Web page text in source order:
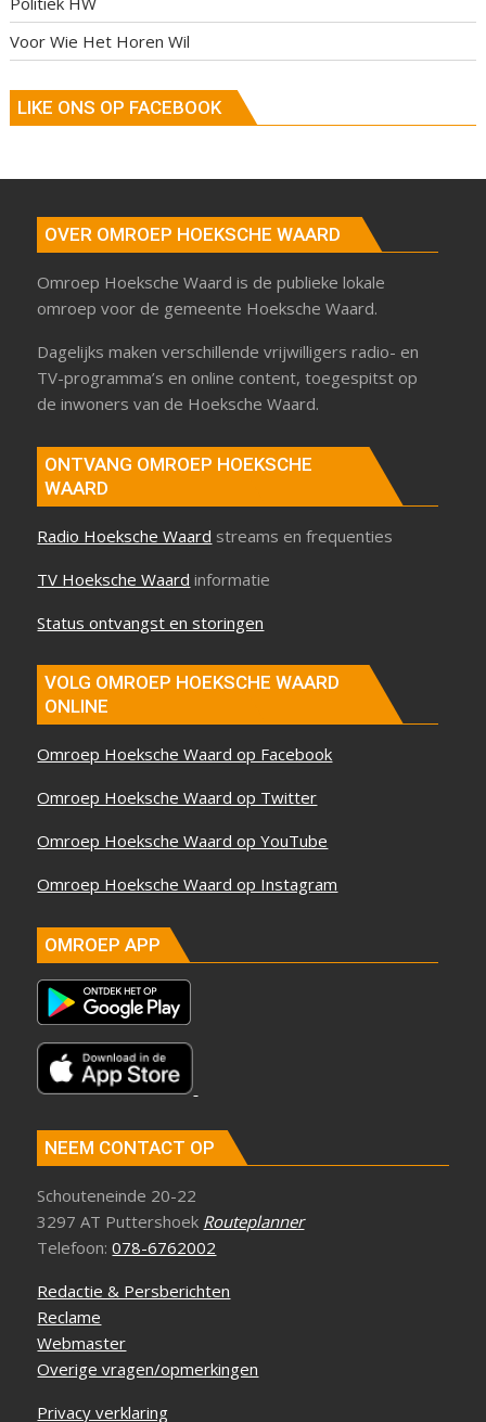
Voor Wie Het Horen Wil
LIKE ONS OP FACEBOOK
OVER OMROEP HOEKSCHE WAARD
Omroep Hoeksche Waard is de publieke lokale
omroep voor de gemeente Hoeksche Waard.
Dagelijks maken verschillende vrijwilligers radio- en
TV-programma’s en online content, toegespitst op
de inwoners van de Hoeksche Waard.
ONTVANG OMROEP HOEKSCHE
WAARD
Radio Hoeksche Waard streams en frequenties
TV Hoeksche Waard informatie
Status ontvangst en storingen
VOLG OMROEP HOEKSCHE WAARD
ONLINE
Omroep Hoeksche Waard op Facebook
Omroep Hoeksche Waard op Twitter
Omroep Hoeksche Waard op YouTube
Omroep Hoeksche Waard op Instagram
OMROEP APP
NEEM CONTACT OP
Schouteneinde 20-22
3297 AT Puttershoek Routeplanner
Telefoon:078-6762002
Redactie & Persberichten
Reclame
Webmaster
Overige vragen/opmerkingen
Privacy verklaring